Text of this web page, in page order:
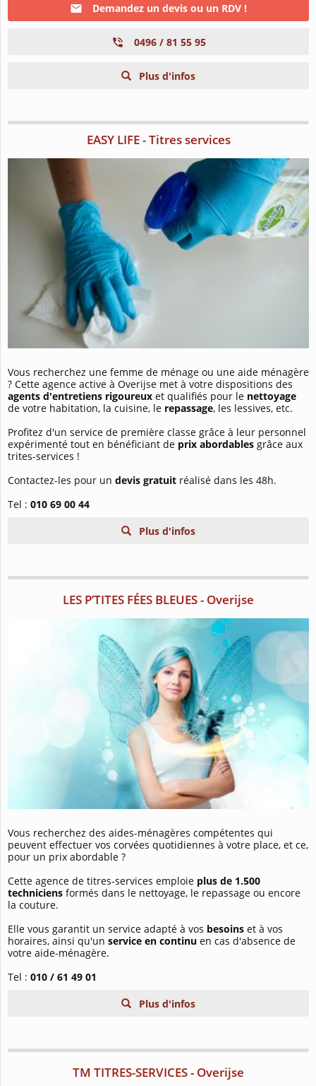
Demandez un devis ou un RDV !
0496 / 81 55 95
Plus d'infos
EASY LIFE - Titres services
Vous recherchez une femme de ménage ou une aide ménagère
? Cette agence active à Overijse met à votre dispositions des
agents d'entretiens rigoureux et qualifiés pour le nettoyage
de votre habitation, la cuisine, le repassage, les lessives, etc.
Profitez d'un service de première classe grâce à leur personnel
expérimenté tout en bénéficiant de prix abordables grâce aux
trites-services !
Contactez-les pour un devis gratuit réalisé dans les 48h.
Tel : 010 69 00 44
Plus d'infos
LES P’TITES FÉES BLEUES - Overijse
Vous recherchez des aides-ménagères compétentes qui
peuvent effectuer vos corvées quotidiennes à votre place, et ce,
pour un prix abordable ?
Cette agence de titres-services emploie plus de 1.500
techniciens formés dans le nettoyage, le repassage ou encore
la couture.
Elle vous garantit un service adapté à vos besoins et à vos
horaires, ainsi qu'un service en continu en cas d'absence de
votre aide-ménagère.
Tel : 010 / 61 49 01
Plus d'infos
TM TITRES-SERVICES - Overijse